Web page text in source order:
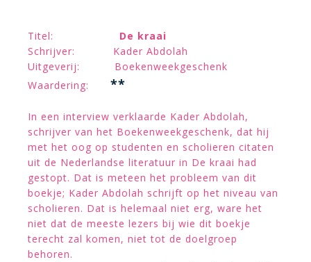
Titel: De kraai
Schrijver: Kader Abdolah
Uitgeverij: Boekenweekgeschenk
Waardering:
**
In een interview verklaarde Kader Abdolah,
schrijver van het Boekenweekgeschenk, dat hij
met het oog op studenten en scholieren citaten
uit de Nederlandse literatuur in De kraai had
gestopt. Dat is meteen het probleem van dit
boekje; Kader Abdolah schrijft op het niveau van
scholieren. Dat is helemaal niet erg, ware het
niet dat de meeste lezers bij wie dit boekje
terecht zal komen, niet tot de doelgroep
behoren.